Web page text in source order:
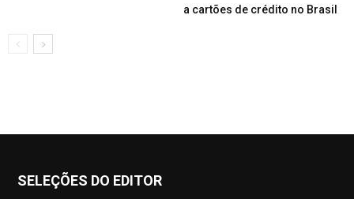
a cartões de crédito no Brasil
SELEÇÕES DO EDITOR